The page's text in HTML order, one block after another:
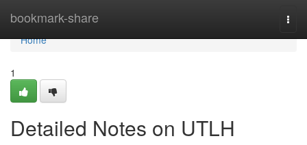
bookmark-share
Home
Home
1
Detailed Notes on UTLH